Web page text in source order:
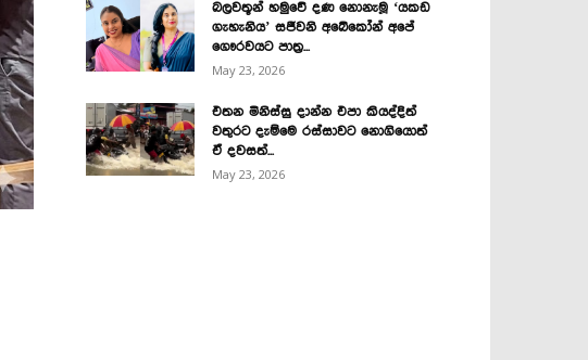
බලවතූන් හමුවේ දණ නොනැමූ ‘යකඩ
ගැහැනිය’ සජීවනි අබේකෝන් අපේ
ගෞරවයට පාත්‍ර...
May 23, 2026
එතන මිනිස්සු දාන්න එපා කියද්දිත්
වතුරට දැම්මෙ රස්සාවට නොගියොත්
ඒ දවසත්...
May 23, 2026